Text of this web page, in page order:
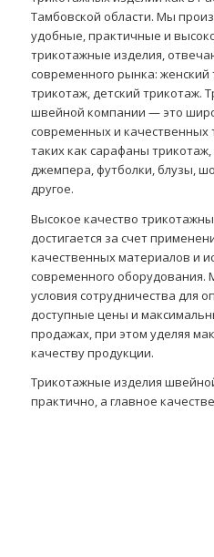
Тамбовской области. Мы
удобные, практичные и
трикотажные изделия,
современного рынка: женский
трикотаж, детский трикотаж.
швейной компании — это
современных и качественных
таких как сарафаны
джемпера, футболки, блузы,
другое.
Высокое качество
достигается за счет
качественных материалов и
современного
условия сотрудничества для
доступные цены и
продажах, при этом уделяя
качеству продукции.
Трикотажные изделия
практично, а главное